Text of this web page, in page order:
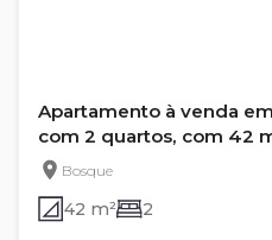
Apartamento à venda
com 2 quartos, com 42
Bosque
42 m² 2